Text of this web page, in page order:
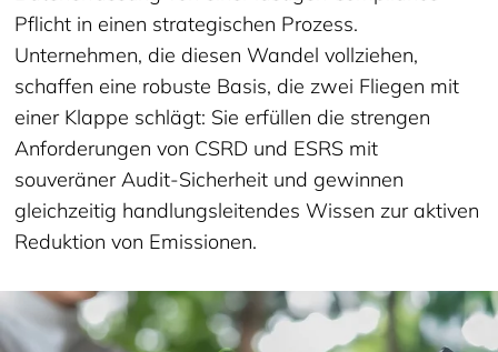
Pflicht in einen strategischen Prozess.
Unternehmen, die diesen Wandel vollziehen,
schaffen eine robuste Basis, die zwei Fliegen mit
einer Klappe schlägt: Sie erfüllen die strengen
Anforderungen von CSRD und ESRS mit
souveräner Audit-Sicherheit und gewinnen
gleichzeitig handlungsleitendes Wissen zur aktiven
Reduktion von Emissionen.